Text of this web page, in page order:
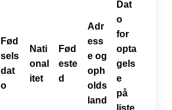
Fød
sels
dat
o
Nati
onal
itet
Fød
este
d
Adr
ess
e og
oph
olds
land
Dat
o
for
opta
gels
e
på
liste